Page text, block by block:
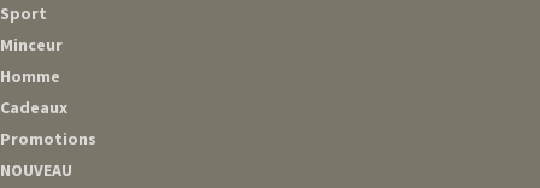
Sport
Minceur
Homme
Cadeaux
Promotions
NOUVEAU